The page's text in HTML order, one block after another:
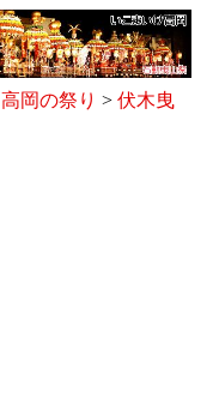
高岡の祭り > 伏木曳